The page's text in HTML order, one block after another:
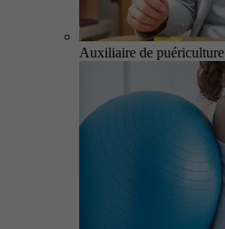
Auxiliaire de puériculture